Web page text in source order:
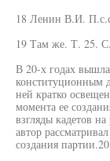
18 Ленин В.И.
19 Там же. Т. 25.
В 20-х годах
конституционным
ней кратко
момента ее
взгляды кадетов
автор
создания партии.20